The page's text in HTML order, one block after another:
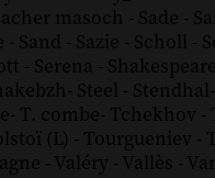
masoch - Sade -
- Sand - Sazie - Scholl -
- Serena - Shakespeare
- Steel - Stendhal-
- T. combe- Tchekhov -
(L) - Tourgueniev -
- Valéry - Vallès -